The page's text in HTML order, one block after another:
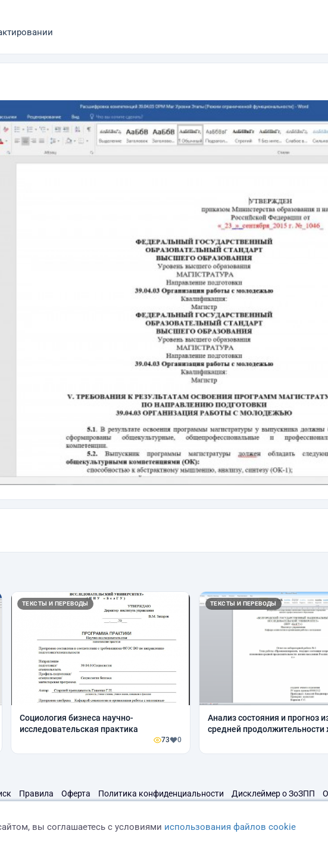
ТЕКСТЫ И ПЕРЕВОДЫ
Социология бизнеса научно-
исследовательская практика
73 0
ТЕКСТЫ И ПЕРЕВОДЫ
Анализ состояния и прогноз
средней продолжительности
Правила Оферта Политика конфиденциальности Дисклеймер о ЗоЗПП
вы соглашаетесь с условиями использования файлов cookie